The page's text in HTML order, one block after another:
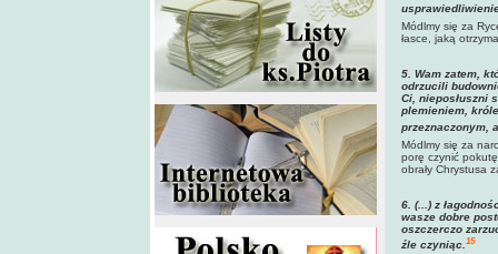
Módlmy się za
łasce, jaką
5. Wam zatem,
odrzucili
Ci, nieposłuszni
plemieniem,
przeznaczonym,
Módlmy się za
porę czynić
obrały Chrystusa
6. (...) z
wasze dobre
oszczerczo
źle czyniąc. 15